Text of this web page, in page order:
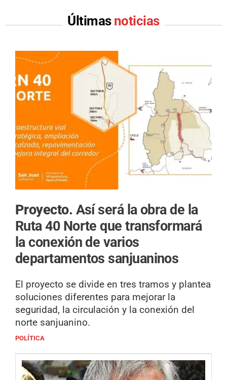
Últimas noticias
Proyecto. Así será la obra de la
Ruta 40 Norte que transformará
la conexión de varios
departamentos sanjuaninos
El proyecto se divide en tres tramos y plantea
soluciones diferentes para mejorar la
seguridad, la circulación y la conexión del
norte sanjuanino.
POLÍTICA